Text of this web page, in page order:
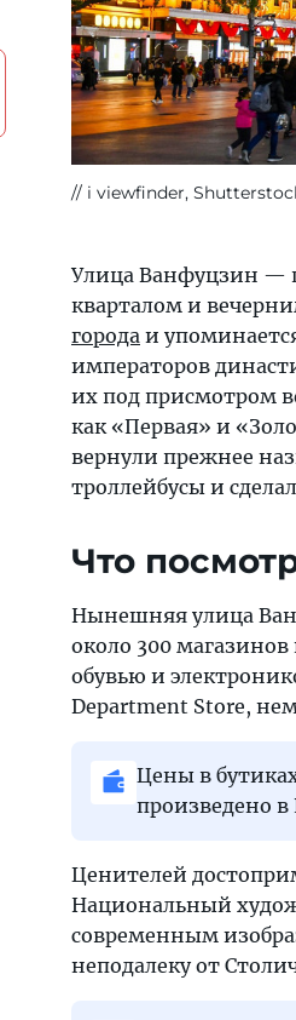
i viewfinder,
Улица Ванфуцзин —
кварталом и
города и
императоров
их под присмотром
как «Первая» и
вернули прежнее
троллейбусы и
Что
Нынешняя улица
около 300
обувью и
Department Store,
Цены в
произведено
Ценителей
Национальный
современным
неподалеку от